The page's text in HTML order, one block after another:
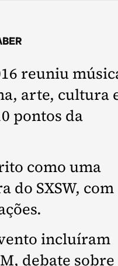
reuniu
arte, cultura
pontos da
como uma
do SXSW, com
incluíram
debate sobre